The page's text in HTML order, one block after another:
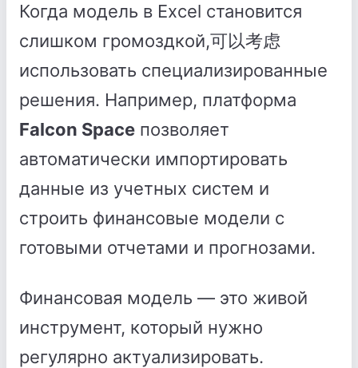
Когда модель в Excel становится
слишком громоздкой,可以考虑
использовать специализированные
решения. Например, платформа
Falcon Space позволяет
автоматически импортировать
данные из учетных систем и
строить финансовые модели с
готовыми отчетами и прогнозами.
Финансовая модель — это живой
инструмент, который нужно
регулярно актуализировать.